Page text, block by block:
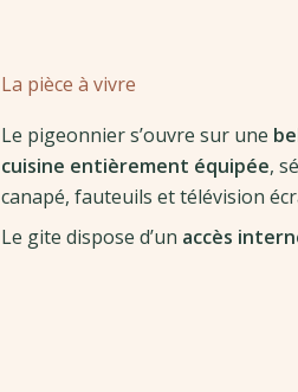
La pièce à vivre
Le pigeonnier s’ouvre sur une
cuisine entièrement équipée,
canapé, fauteuils et télévision
Le gite dispose d’un accès